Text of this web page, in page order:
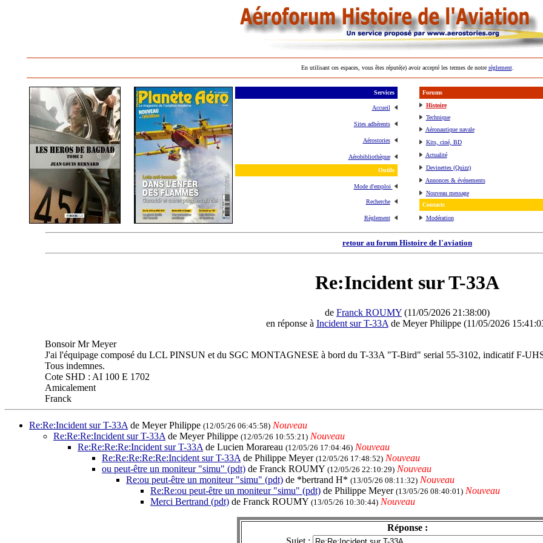
En utilisant ces espaces, vous êtes réputé(e) avoir accepté les termes de notre règlement.
Services
Accueil
Sites adhérents
Aérostories
Aérobibliothèque
Outils
Mode d'emploi
Recherche
Règlement
Forums
Histoire
Technique
Aéronautique navale
Kits, ciné, BD
Actualité
Devinettes (Quizz)
Annonces & événements
Nouveau message
Contacts
Modération
retour au forum Histoire de l'aviation
Re:Incident sur T-33A
de Franck ROUMY (11/05/2026 21:38:00)
en réponse à Incident sur T-33A de Meyer Philippe (11/05/2026
Bonsoir Mr Meyer
J'ai l'équipage composé du LCL PINSUN et du SGC MONTAGNESE à bord du T-33A "T-Bird" serial 55-3102, indicatif F-
Tous indemnes.
Cote SHD : AI 100 E 1702
Amicalement
Franck
Re:Re:Incident sur T-33A de Meyer Philippe (12/05/26 06:45:58) Nouveau
Re:Re:Re:Incident sur T-33A de Meyer Philippe (12/05/26 10:55:21) Nouveau
Re:Re:Re:Re:Incident sur T-33A de Lucien Morareau (12/05/26 17:04:46) Nouveau
Re:Re:Re:Re:Re:Incident sur T-33A de Philippe Meyer (12/05/26 17:48:52) Nouveau
ou peut-être un moniteur "simu" (pdt) de Franck ROUMY (12/05/26 22:10:29) Nouveau
Re:ou peut-être un moniteur "simu" (pdt) de *bertrand H* (13/05/26 08:11:32) Nouveau
Re:Re:ou peut-être un moniteur "simu" (pdt) de Philippe Meyer (13/05/26 08:40:01) Nouveau
Merci Bertrand (pdt) de Franck ROUMY (13/05/26 10:30:44) Nouveau
Réponse :
Sujet :